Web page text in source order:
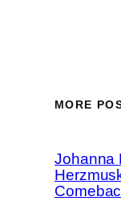
MORE
Johanna